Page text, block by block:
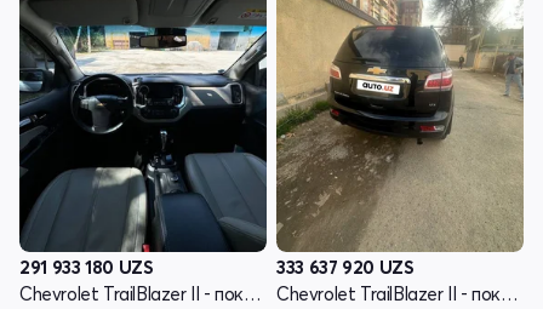
291 933 180 UZS
Chevrolet TrailBlazer II - поколение рестайлинг
333 637 920 UZS
Chevrolet TrailBlazer II - поколение рестайлинг